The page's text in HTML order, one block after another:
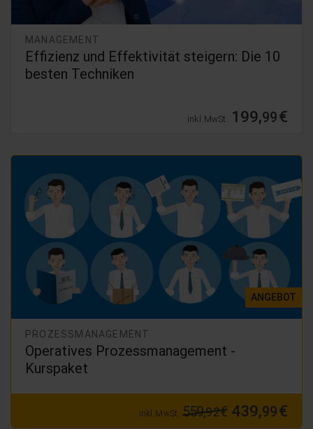
MANAGEMENT
Effizienz und Effektivität steigern: Die 10
besten Techniken
inkl. MwSt. 199,99€
ANGEBOT
PROZESSMANAGEMENT
Operatives Prozessmanagement -
Kurspaket
inkl. MwSt. 559,92€ 439,99€